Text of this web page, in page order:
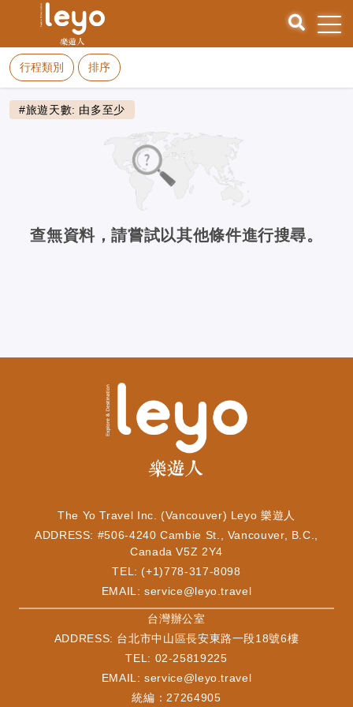
行程類別 排序
#旅遊天數: 由多至少
查無資料，請嘗試以其他條件進行搜尋。
The Yo Travel Inc. (Vancouver) Leyo 樂遊人
ADDRESS: #506-4240 Cambie St., Vancouver, B.C.,
Canada V5Z 2Y4
TEL: (+1)778-317-8098
EMAIL:service@leyo.travel
​台灣辦公室
ADDRESS: 台北市中山區長安東路一段18號6樓
TEL: 02-25819225
EMAIL:service@leyo.travel
統編：27264905